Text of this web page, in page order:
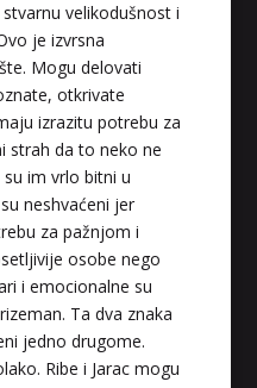
velikodušnost i
je izvrsna
Mogu delovati
otkrivate
izrazitu potrebu za
strah da to neko ne
im vrlo bitni u
neshvaćeni jer
za pažnjom i
osobe nego
i emocionalne su
Ta dva znaka
jedno drugome.
Ribe i Jarac mogu